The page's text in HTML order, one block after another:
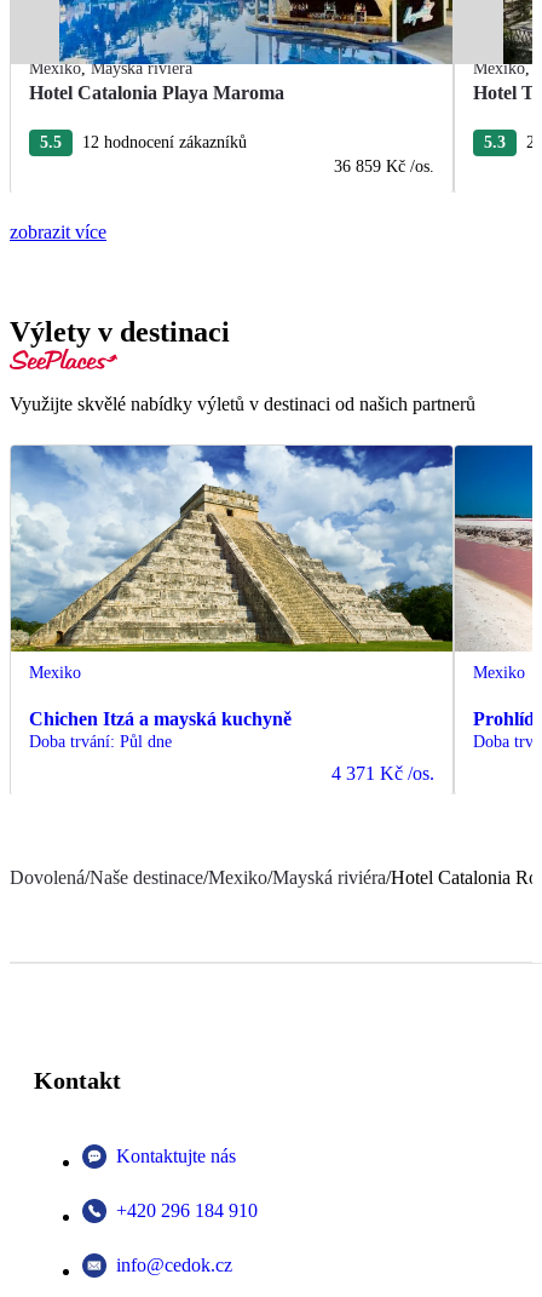
Mexiko,Mayská riviéra
Hotel Catalonia Playa Maroma
5.5
12 hodnocení zákazníků
36 859 Kč /os.
Mexiko,
Hotel
5.3
zobrazit více
Výlety v destinaci
Využijte skvělé nabídky výletů v destinaci od našich partnerů
Mexiko
Chichen Itzá a mayská kuchyně
Doba trvání: Půl dne
4 371 Kč /os.
Mexiko
Doba
Dovolená/Naše destinace/Mexiko/Mayská riviéra/Hotel Catalonia
Kontakt
Kontaktujte nás
+420 296 184 910
info@cedok.cz